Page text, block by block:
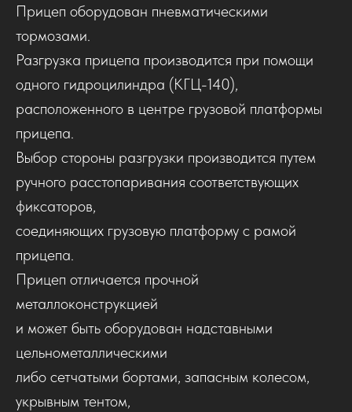
Прицеп оборудован пневматическими
тормозами.
Разгрузка прицепа производится при помощи
одного гидроцилиндра (КГЦ-140),
расположенного в центре грузовой платформы
прицепа.
Выбор стороны разгрузки производится путем
ручного расстопаривания соответствующих
фиксаторов,
соединяющих грузовую платформу с рамой
прицепа.
Прицеп отличается прочной
металлоконструкцией
и может быть оборудован надставными
цельнометаллическими
либо сетчатыми бортами, запасным колесом,
укрывным тентом,